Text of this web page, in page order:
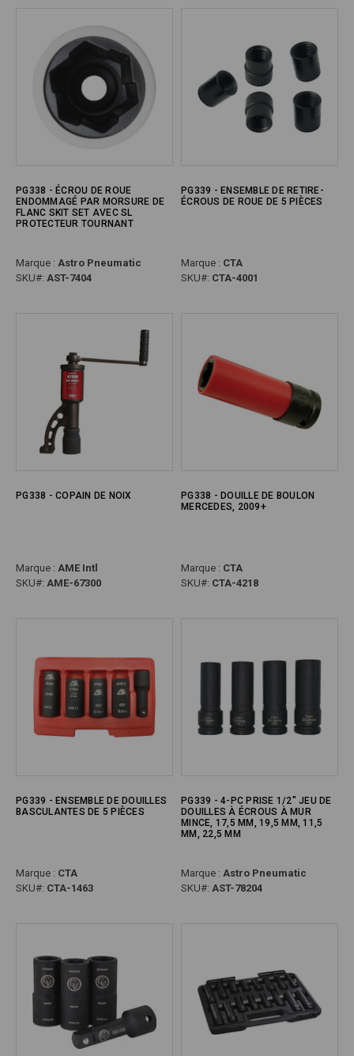
PG338 - ÉCROU DE ROUE
ENDOMMAGÉ PAR MORSURE DE
FLANC SKIT SET AVEC SL
PROTECTEUR TOURNANT
Marque : Astro Pneumatic
SKU#: AST-7404
PG339 - ENSEMBLE DE RETIRE-
ÉCROUS DE ROUE DE 5 PIÈCES
Marque : CTA
SKU#: CTA-4001
PG338 - COPAIN DE NOIX
Marque : AME Intl
SKU#: AME-67300
PG338 - DOUILLE DE BOULON
MERCEDES, 2009+
Marque : CTA
SKU#: CTA-4218
PG339 - ENSEMBLE DE DOUILLES
BASCULANTES DE 5 PIÈCES
Marque : CTA
SKU#: CTA-1463
PG339 - 4-PC PRISE 1/2" JEU DE
DOUILLES À ÉCROUS À MUR
MINCE, 17,5 MM, 19,5 MM, 11,5
MM, 22,5 MM
Marque : Astro Pneumatic
SKU#: AST-78204